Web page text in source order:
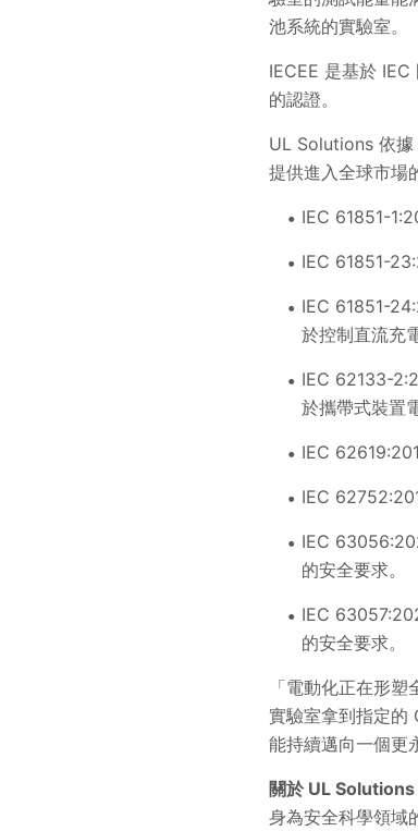
池系統的實驗室。
IECEE 是基於
的認證。
UL Solutions 依據
提供進入全球市場
IEC 61851-
IEC 61851-
IEC 61851-
於控制直流充
IEC 62133-
於攜帶式裝置
IEC
IEC
IEC
的安全要求。
IEC
的安全要求。
「電動化正在形
實驗室拿到指定的
能持續邁向一個更
關於 UL Solutions
身為安全科學領域